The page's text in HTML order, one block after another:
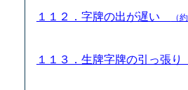
１１２．字牌の出が遅い （
１１３．生牌字牌の引っ張り